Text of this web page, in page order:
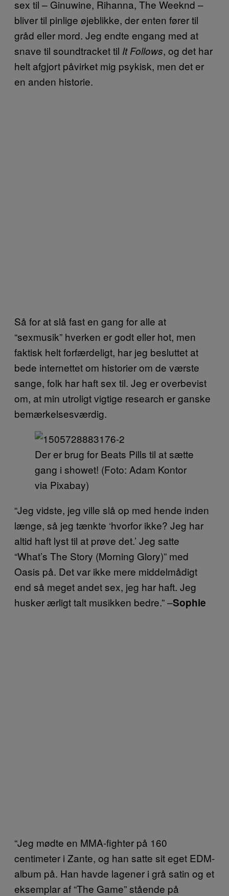
sex til – Ginuwine, Rihanna, The Weeknd –
bliver til pinlige øjeblikke, der enten fører til
gråd eller mord. Jeg endte engang med at
snave til soundtracket til It Follows, og det har
helt afgjort påvirket mig psykisk, men det er
en anden historie.
Så for at slå fast en gang for alle at
“sexmusik” hverken er godt eller hot, men
faktisk helt forfærdeligt, har jeg besluttet at
bede internettet om historier om de værste
sange, folk har haft sex til. Jeg er overbevist
om, at min utroligt vigtige research er ganske
bemærkelsesværdig.
Der er brug for Beats Pills til at sætte
gang i showet! (Foto: Adam Kontor
via Pixabay)
“Jeg vidste, jeg ville slå op med hende inden
længe, så jeg tænkte ‘hvorfor ikke? Jeg har
altid haft lyst til at prøve det.’ Jeg satte
“What’s The Story (Morning Glory)” med
Oasis på. Det var ikke mere middelmådigt
end så meget andet sex, jeg har haft. Jeg
husker ærligt talt musikken bedre.” –Sophie
“Jeg mødte en MMA-fighter på 160
centimeter i Zante, og han satte sit eget EDM-
album på. Han havde lagener i grå satin og et
eksemplar af “The Game” stående på